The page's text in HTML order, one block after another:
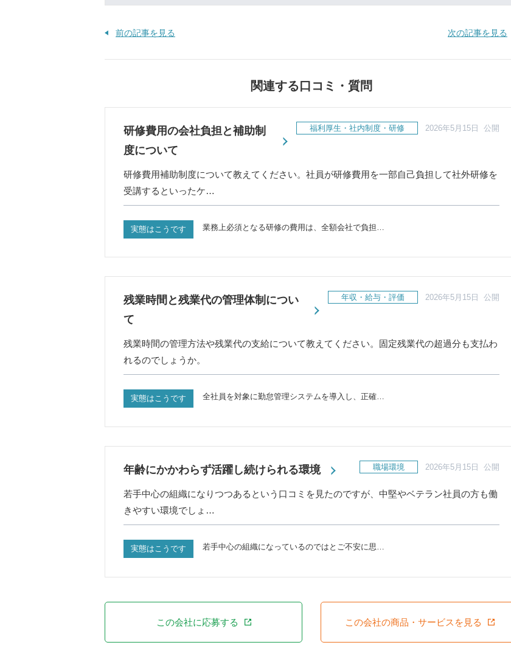
前の記事を見る 次の記事を見る
関連する口コミ・質問
研修費用の会社負担と補助制
度について
福利厚生・社内制度・研修 2026年5月15日 公開
研修費用補助制度について教えてください。社員が研修費用を一部自己負担して社外研修を
受講するといったケ…
実態はこうです 業務上必須となる研修の費用は、全額会社で負担…
残業時間と残業代の管理体制につい
て
年収・給与・評価 2026年5月15日 公開
残業時間の管理方法や残業代の支給について教えてください。固定残業代の超過分も支払わ
れるのでしょうか。
実態はこうです 全社員を対象に勤怠管理システムを導入し、正確…
年齢にかかわらず活躍し続けられる環境 職場環境 2026年5月15日 公開
若手中心の組織になりつつあるという口コミを見たのですが、中堅やベテラン社員の方も働
きやすい環境でしょ…
実態はこうです 若手中心の組織になっているのではとご不安に思…
この会社に応募する この会社の商品・サービスを見る